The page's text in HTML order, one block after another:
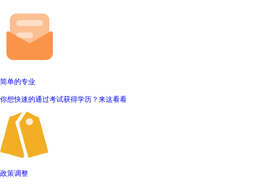
简单的专业
你想快速的通过考试获得学历？来这看看
政策调整